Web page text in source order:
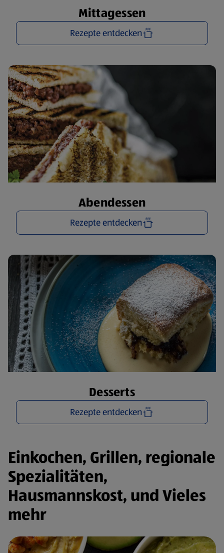
Mittagessen
Rezepte entdecken
Abendessen
Rezepte entdecken
Desserts
Rezepte entdecken
Einkochen, Grillen, regionale
Spezialitäten,
Hausmannskost, und Vieles
mehr